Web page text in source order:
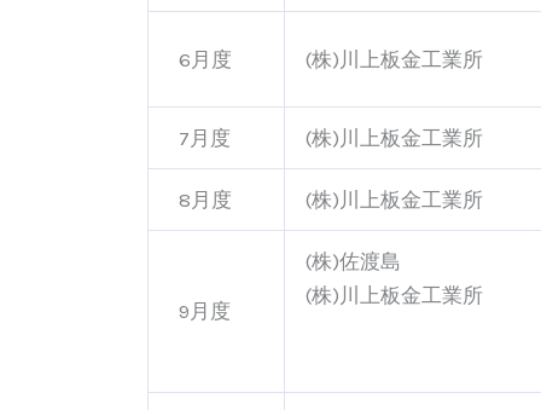
6月度 (株)川上板金工業所
7月度 (株)川上板金工業所
8月度 (株)川上板金工業所
9月度
(株)佐渡島
(株)川上板金工業所